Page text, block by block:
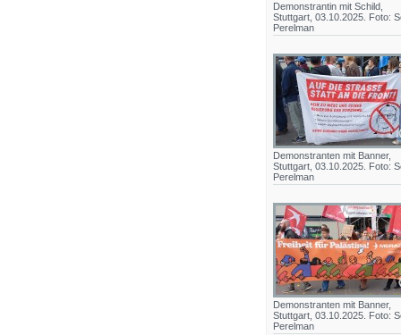
Demonstrantin mit Schild,
Stuttgart, 03.10.2025. Foto:
Perelman
Demonstranten mit Banner,
Stuttgart, 03.10.2025. Foto:
Perelman
Demonstranten mit Banner,
Stuttgart, 03.10.2025. Foto:
Perelman